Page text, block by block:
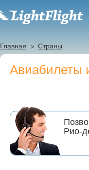
Главная Страны
Авиабилеты
Рио-